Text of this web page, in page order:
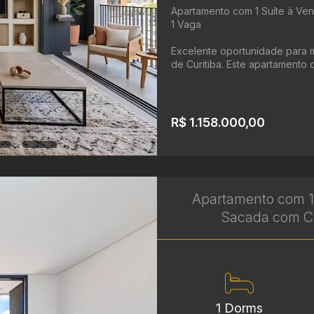
Apartamento com 1 Suíte à
1 Vaga
Excelente oportunidade para
de Curitiba. Este apartamento
R$ 1.158.000,00
Apartamento com
Sacada com
1 Dorms